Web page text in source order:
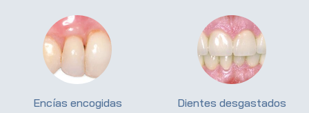
Encías encogidas Dientes desgastados